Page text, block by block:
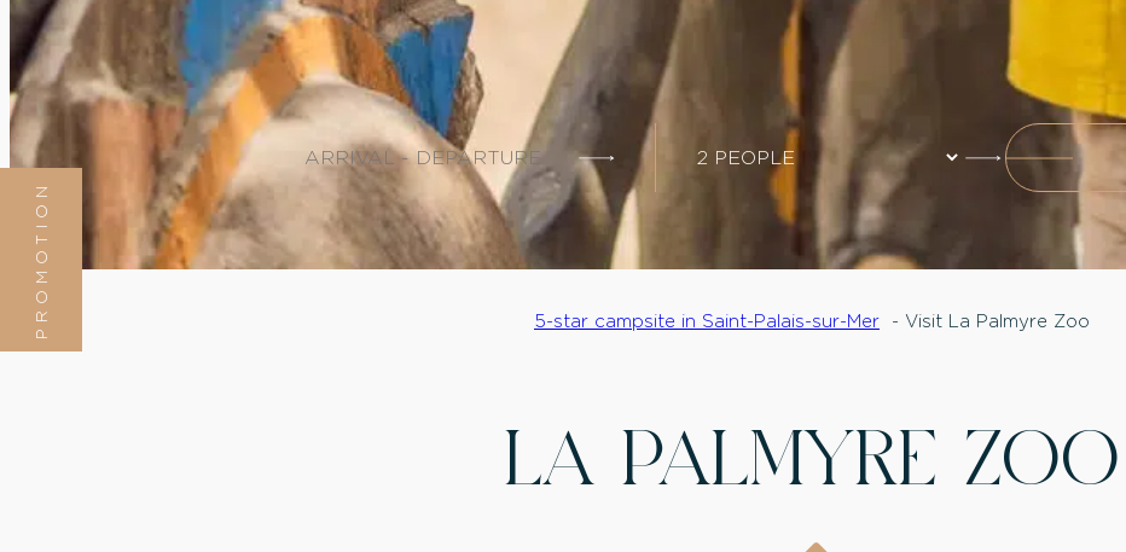
PROMOTION 5-star campsite in Saint-Palais-sur-Mer Visit La Palmyre Zoo
LA PALMYRE ZOO